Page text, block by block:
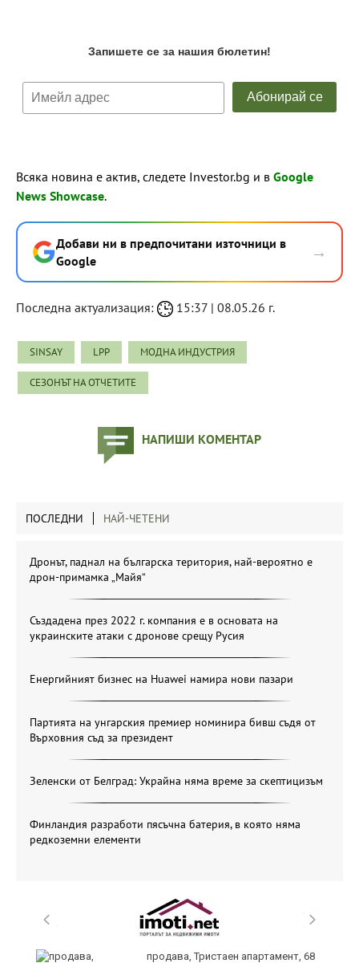
Всяка новина е актив, следете Investor.bg и в Google
News Showcase.
Добави ни в предпочитани източници в
Google
→
Последна актуализация: 15:37 | 08.05.26 г.
SINSAY LPP МОДНА ИНДУСТРИЯ
СЕЗОНЪТ НА ОТЧЕТИТЕ
НАПИШИ КОМЕНТАР
ПОСЛЕДНИ НАЙ-ЧЕТЕНИ
Дронът, паднал на българска територия, най-вероятно е
дрон-примамка „Майя“
Създадена през 2022 г. компания е в основата на
украинските атаки с дронове срещу Русия
Енергийният бизнес на Huawei намира нови пазари
Партията на унгарския премиер номинира бивш съдя от
Върховния съд за президент
Зеленски от Белград: Украйна няма време за скептицизъм
Финландия разработи пясъчна батерия, в която няма
редкоземни елементи
продава, Тристаен апартамент, 68